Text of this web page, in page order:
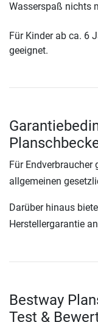
Wasserspaß nichts
Für Kinder ab ca. 6
geeignet.
Für
allgemeinen
Darüber hinaus
Herstellergarantie
Bestway
Test &